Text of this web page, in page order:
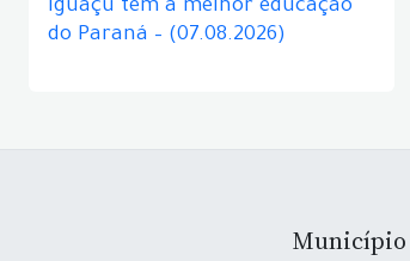
Iguaçu tem a melhor educação
do Paraná – (07.08.2026)
Município